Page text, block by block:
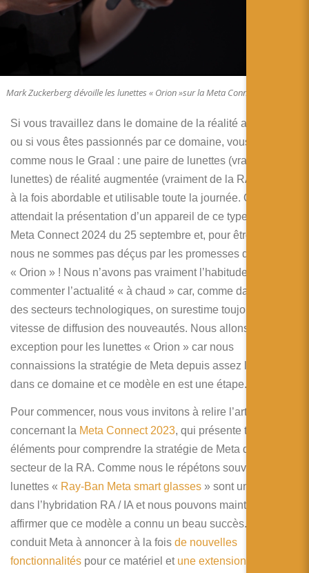
日本語
Mark Zuckerberg dévoille les lunettes « Orion »sur la Meta Connect 2024
Si vous travaillez dans le domaine de la réalité augmentée,
ou si vous êtes passionnés par ce domaine, vous attendez
comme nous le Graal : une paire de lunettes (vraiment des
lunettes) de réalité augmentée (vraiment de la RA) qui soit
à la fois abordable et utilisable toute la journée. On
attendait la présentation d’un appareil de ce type lors de la
Meta Connect 2024 du 25 septembre et, pour être franc,
nous ne sommes pas déçus par les promesses du modèle
« Orion » ! Nous n’avons pas vraiment l’habitude ici de
commenter l’actualité « à chaud » car, comme dans bien
des secteurs technologiques, on surestime toujours la
vitesse de diffusion des nouveautés. Nous allons faire une
exception pour les lunettes « Orion » car nous
connaissions la stratégie de Meta depuis assez longtemps
dans ce domaine et ce modèle en est une étape.
Pour commencer, nous vous invitons à relire l’article
concernant la Meta Connect 2023, qui présente tous les
éléments pour comprendre la stratégie de Meta dans le
secteur de la RA. Comme nous le répétons souvent, les
lunettes « Ray-Ban Meta smart glasses » sont un pivot
dans l’hybridation RA / IA et nous pouvons maintenant
affirmer que ce modèle a connu un beau succès. Cela
conduit Meta à annoncer à la fois de nouvelles
fonctionnalités pour ce matériel et une extension de